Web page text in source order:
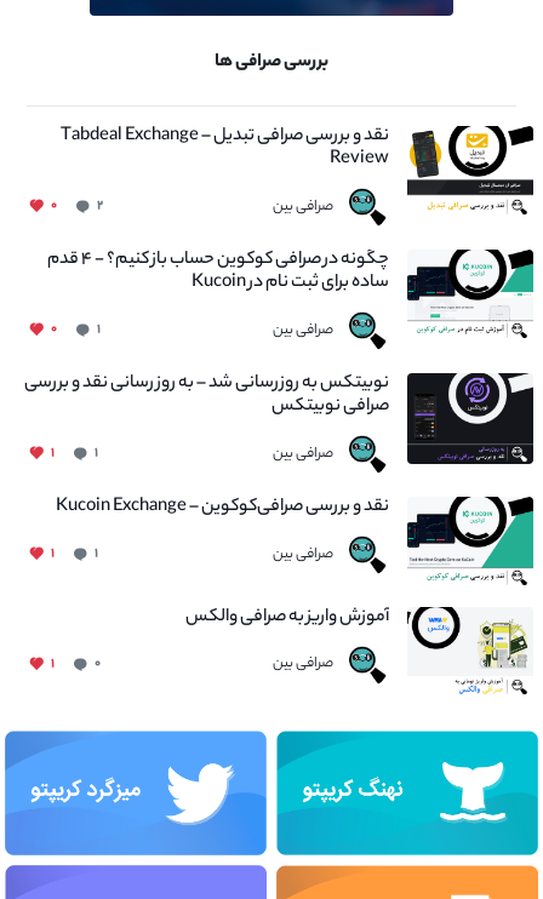
بررسی صرافی ها
نقد و بررسی صرافی تبدیل – Tabdeal Exchange
Review
صرافی بین ۲ ۰
چگونه در صرافی کوکوین حساب باز کنیم؟ - ۴ قدم
ساده برای ثبت نام در Kucoin
صرافی بین ۱ ۰
نوبیتکس به روزرسانی شد – به روز رسانی نقد و بررسی
صرافی نوبیتکس
صرافی بین ۱ ۱
نقد و بررسی صرافی‌کوکوین – Kucoin Exchange
صرافی بین ۱ ۱
آموزش واریز به صرافی والکس
صرافی بین ۰ ۱